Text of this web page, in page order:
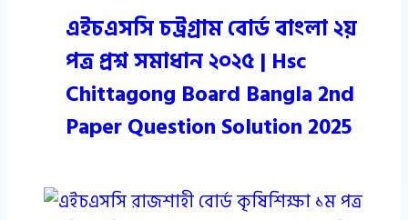
এইচএসসি চট্রগ্রাম বোর্ড বাংলা ২য়
পত্র প্রশ্ন সমাধান ২০২৫ | Hsc
Chittagong Board Bangla 2nd
Paper Question Solution 2025